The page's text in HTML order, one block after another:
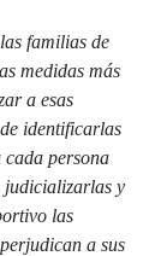
familias de
medidas más
a esas
identificarlas
persona
judicializarlas y
las
a sus